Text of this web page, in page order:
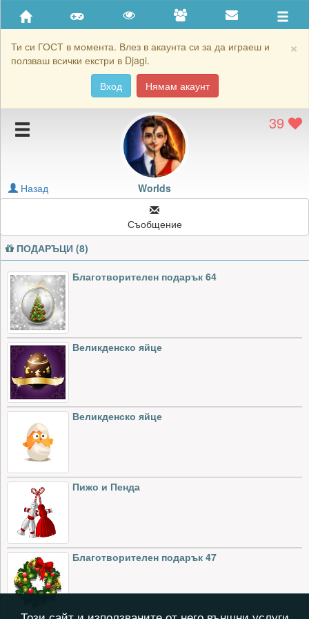
×
Ти си ГОСТ в момента. Влез в акаунта си за да играеш и
ползваш всички екстри в Djagi.
Вход
Нямам акаунт
Приятели
Хронология на игри
Подаръците на Worlds
Картичките на Worlds
Блокирай Worlds
39
Worlds
Назад
Съобщение
ПОДАРЪЦИ (8)
Благотворителен подарък 64
Великденско яйце
Великденско яйце
Пижо и Пенда
Благотворителен подарък 47